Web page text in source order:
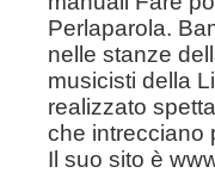
Perlaparola.
nelle stanze
musicisti della
realizzato
che intrecciano
Il suo sito è